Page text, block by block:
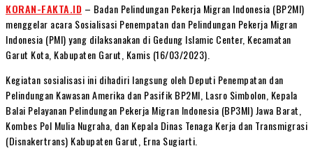
KORAN-FAKTA.ID – Badan Pelindungan Pekerja Migran Indonesia (BP2MI)
menggelar acara Sosialisasi Penempatan dan Pelindungan Pekerja Migran
Indonesia (PMI) yang dilaksanakan di Gedung Islamic Center, Kecamatan
Garut Kota, Kabupaten Garut, Kamis (16/03/2023).
Kegiatan sosialisasi ini dihadiri langsung oleh Deputi Penempatan dan
Pelindungan Kawasan Amerika dan Pasifik BP2MI, Lasro Simbolon, Kepala
Balai Pelayanan Pelindungan Pekerja Migran Indonesia (BP3MI) Jawa Barat,
Kombes Pol Mulia Nugraha, dan Kepala Dinas Tenaga Kerja dan Transmigrasi
(Disnakertrans) Kabupaten Garut, Erna Sugiarti.